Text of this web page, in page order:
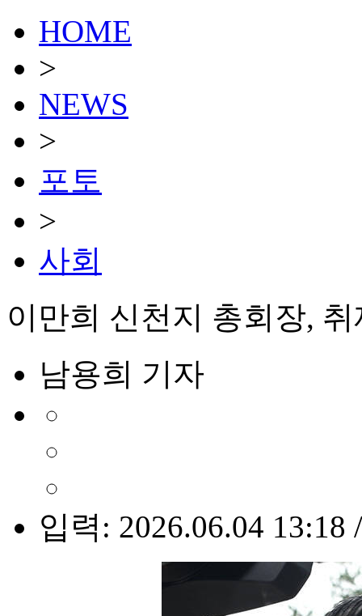
HOME
>
NEWS
>
포토
>
사회
이만희 신천지 총회장,
남용희 기자
입력: 2026.06.04 13:18